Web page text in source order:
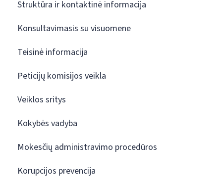
Struktūra ir kontaktinė informacija
Konsultavimasis su visuomene
Teisinė informacija
Peticijų komisijos veikla
Veiklos sritys
Kokybės vadyba
Mokesčių administravimo procedūros
Korupcijos prevencija